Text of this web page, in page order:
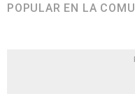
POPULAR EN LA